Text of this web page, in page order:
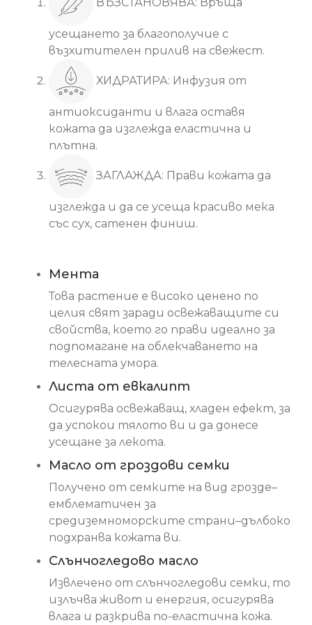
усещането за благополучие с
възхитителен прилив на свежест.
ХИДРАТИРА: Инфузия от
антиоксиданти и влага оставя
кожата да изглежда еластична и
плътна.
ЗАГЛАЖДА: Прави кожата да
изглежда и да се усеща красиво мека
със сух, сатенен финиш.
Мента
Това растение е високо ценено по
целия свят заради освежаващите си
свойства, което го прави идеално за
подпомагане на облекчаването на
телесната умора.
Листа от евкалипт
Осигурява освежаващ, хладен ефект, за
да успокои тялото ви и да донесе
усещане за лекота.
Масло от гроздови семки
Получено от семките на вид грозде–
емблематичен за
средиземноморските страни–дълбоко
подхранва кожата ви.
Слънчогледово масло
Извлечено от слънчогледови семки, то
излъчва живот и енергия, осигурява
влага и разкрива по-еластична кожа.